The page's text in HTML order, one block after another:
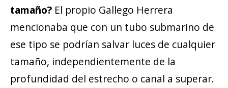
tamaño? El propio Gallego Herrera
mencionaba que con un tubo submarino de
ese tipo se podrían salvar luces de cualquier
tamaño, independientemente de la
profundidad del estrecho o canal a superar.